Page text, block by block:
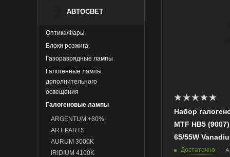
Цветовая
температура, K
4100
Набор
MTF НB5
65/55W
Достаточно
АВТОСВЕТ
Оптика/Фары
Блоки розжига
Газоразрядные лампы
Галогенные лампы
дополнительного
освещения
Галогеновые лампы
ARGENTUM +80%
ART PARTS
AURUM 3000K
IRIDIUM 4100K